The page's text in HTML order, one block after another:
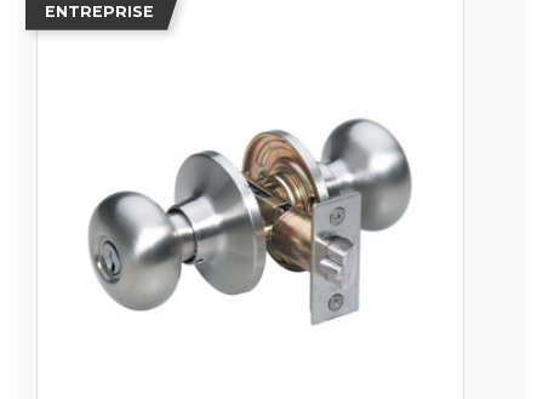
ENTREPRISE